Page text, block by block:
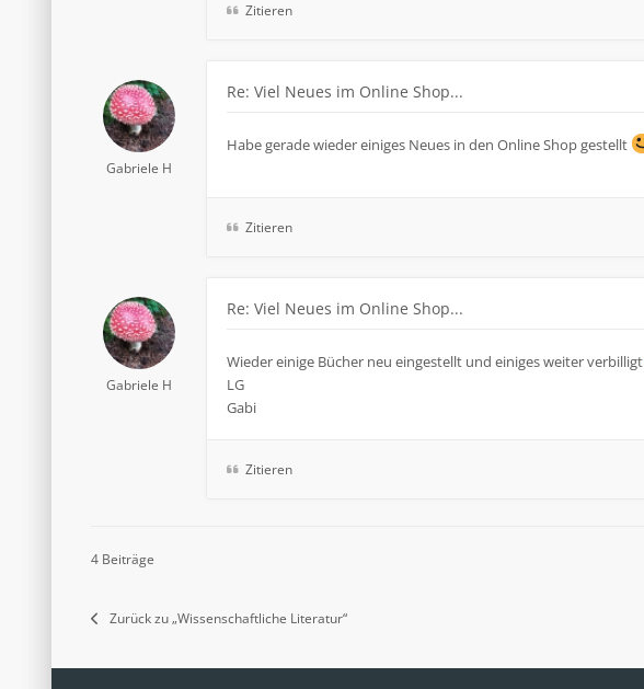
Zitieren
Gabriele H
Re: Viel Neues im Online Shop...
Habe gerade wieder einiges Neues in den Online Shop gestellt
Zitieren
Gabriele H
Re: Viel Neues im Online Shop...
Wieder einige Bücher neu eingestellt und einiges weiter verbilligt
LG
Gabi
Zitieren
4 Beiträge
Zurück zu „Wissenschaftliche Literatur“